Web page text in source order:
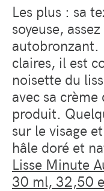
Les plus : sa
soyeuse,
autobronzant.
claires, il est
noisette du
avec sa
produit.
sur le visage
hâle doré et
Lisse Minute
30 ml, 32,50